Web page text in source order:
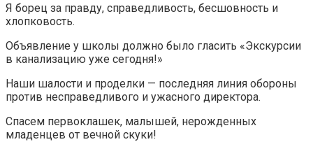
Я борец за правду, справедливость, бесшовность и
хлопковость.
Объявление у школы должно было гласить «Экскурсии
в канализацию уже сегодня!»
Наши шалости и проделки — последняя линия обороны
против несправедливого и ужасного директора.
Спасем первоклашек, малышей, нерожденных
младенцев от вечной скуки!